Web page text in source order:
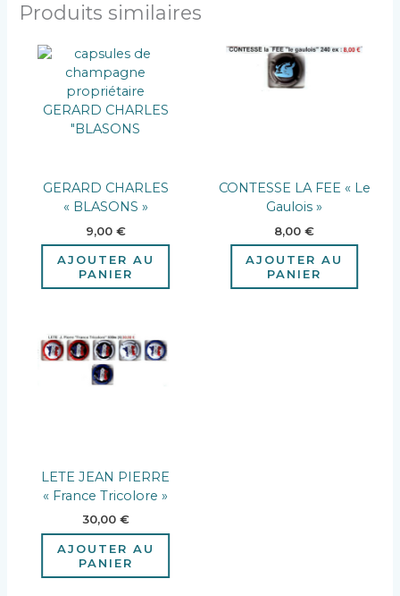
Produits similaires
GERARD CHARLES
« BLASONS »
9,00 €
AJOUTER AU
PANIER
CONTESSE LA FEE « Le
Gaulois »
8,00€
AJOUTER AU
PANIER
LETE JEAN PIERRE
« France Tricolore »
30,00 €
AJOUTER AU
PANIER